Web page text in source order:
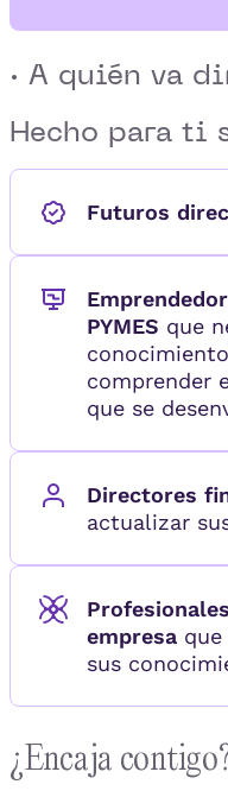
· A quién va
Hecho para ti
Futuros
PYMES que
comprender
que se
Directores
actualizar
empresa
sus
¿Encaja